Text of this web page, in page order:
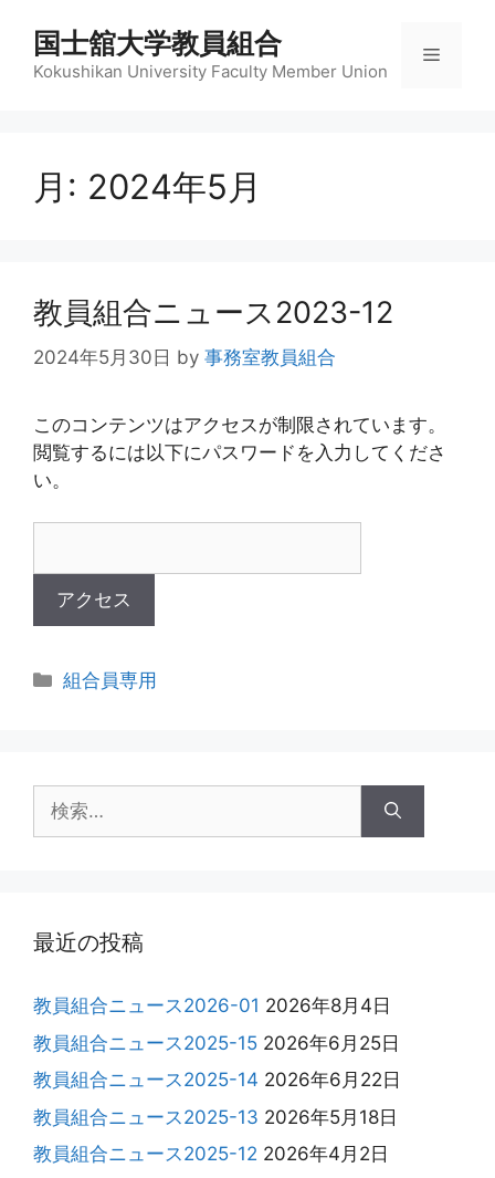
国士舘大学教員組合
Kokushikan University Faculty Member Union
メ
月: 2024年5月
教員組合ニュース2023-12
2024年5月30日 by 事務室教員組合
このコンテンツはアクセスが制限されています。
閲覧するには以下にパスワードを入力してくださ
い。
カ
ー
組合員専用
索:
最近の投稿
教員組合ニュース2026-01 2026年8月4日
教員組合ニュース2025-15 2026年6月25日
教員組合ニュース2025-14 2026年6月22日
教員組合ニュース2025-13 2026年5月18日
教員組合ニュース2025-12 2026年4月2日